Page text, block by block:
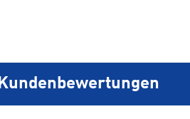
Kundenbewertungen